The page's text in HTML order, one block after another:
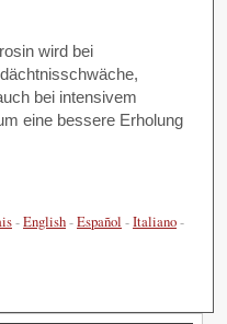
wird bei
bei intensivem
eine bessere Erholung
-English-Español -Italiano-